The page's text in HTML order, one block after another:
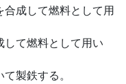
成して燃料として用
て燃料として用い
製鉄する。